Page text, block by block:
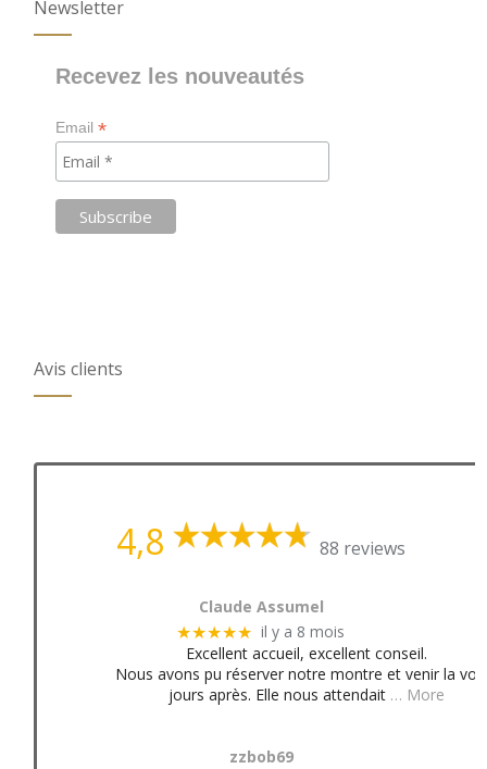
Newsletter
Recevez les nouveautés
Email*
Avis clients
4,8 88 reviews
Claude Assumel
★★★★★ il y a 8 mois
Excellent accueil, excellent conseil.
Nous avons pu réserver notre montre et venir la
jours après. Elle nous attendait … More
zzbob69